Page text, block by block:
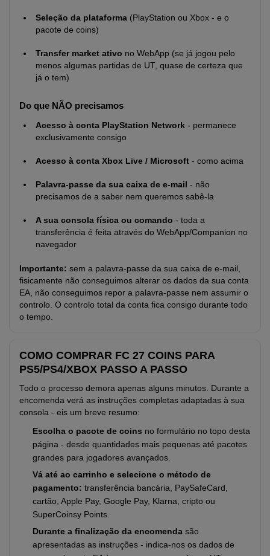
Seleção da plataforma (PlayStation ou Xbox - e o
pacote de coins)
Transfer market ativo no WebApp (se já jogou pelo
menos algumas partidas de UT, quase de certeza que
já o tem)
Do que NÃO precisamos
Acesso à conta PlayStation Network - permanece
exclusivamente consigo
Acesso à conta Xbox Live / Microsoft - como acima
Palavra-passe da sua caixa de e-mail - não
precisamos de a saber nem queremos sabê-la
A sua consola física ou comando - toda a
transferência é feita através do WebApp/Companion no
navegador
Importante: sem a palavra-passe da sua caixa de e-mail,
fisicamente não conseguimos alterar os dados da sua conta
EA, não conseguimos repor a palavra-passe nem assumir o
controlo. O controlo total da conta fica consigo durante todo
o tempo.
COMO COMPRAR FC 27 COINS PARA
PS5/PS4/XBOX PASSO A PASSO
Todo o processo demora apenas alguns minutos. Durante a
encomenda verá as instruções completas adaptadas à sua
consola - eis um breve resumo:
Escolha o pacote de coins no formulário no topo desta
página - desde quantidades mais pequenas até pacotes
grandes para jogadores avançados.
Vá até ao carrinho e selecione o método de
pagamento: transferência bancária, PaySafeCard,
cartão, Apple Pay, Google Pay, Klarna, cripto ou
SuperCoinsy Points.
Durante a finalização da encomenda são
apresentadas as instruções - indica-nos os dados de